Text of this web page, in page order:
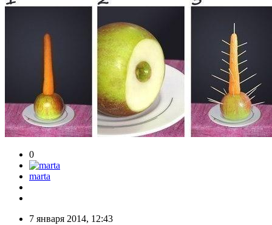
0
marta
7 января 2014, 12:43